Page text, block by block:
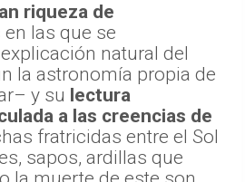
riqueza de
en las que se
natural del
la astronomía propia de
y su lectura
a las creencias de
fratricidas entre el Sol
sapos, ardillas que